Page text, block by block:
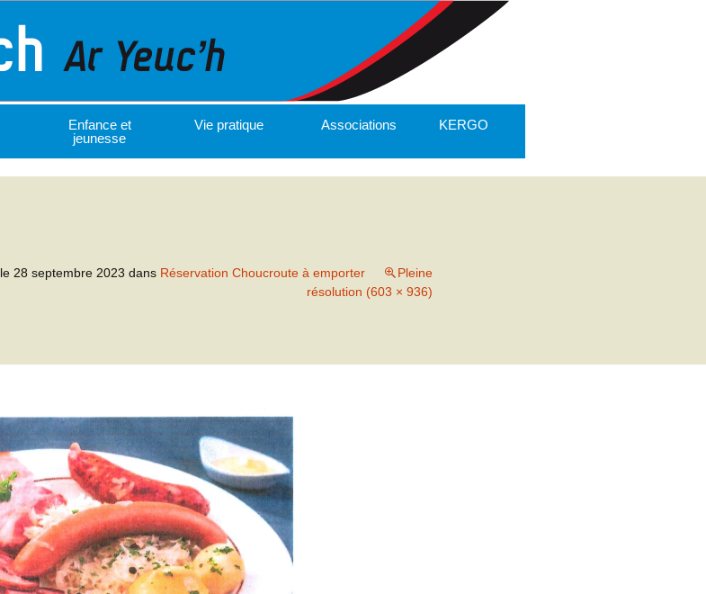
Enfance et
jeunesse
Vie pratique Associations KERGO
28 septembre 2023 dans Réservation Choucroute à emporter
Pleine
résolution (603 × 936)